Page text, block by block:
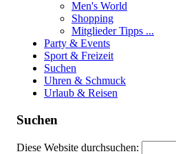
Men's World
Shopping
Mitglieder Tipps ...
Party & Events
Sport & Freizeit
Suchen
Uhren & Schmuck
Urlaub & Reisen
Suchen
Diese Website durchsuchen: